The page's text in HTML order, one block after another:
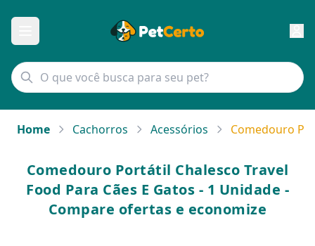
Home Cachorros Acessórios Comedouro
Comedouro Portátil Chalesco Travel
Food Para Cães E Gatos - 1 Unidade -
Compare ofertas e economize